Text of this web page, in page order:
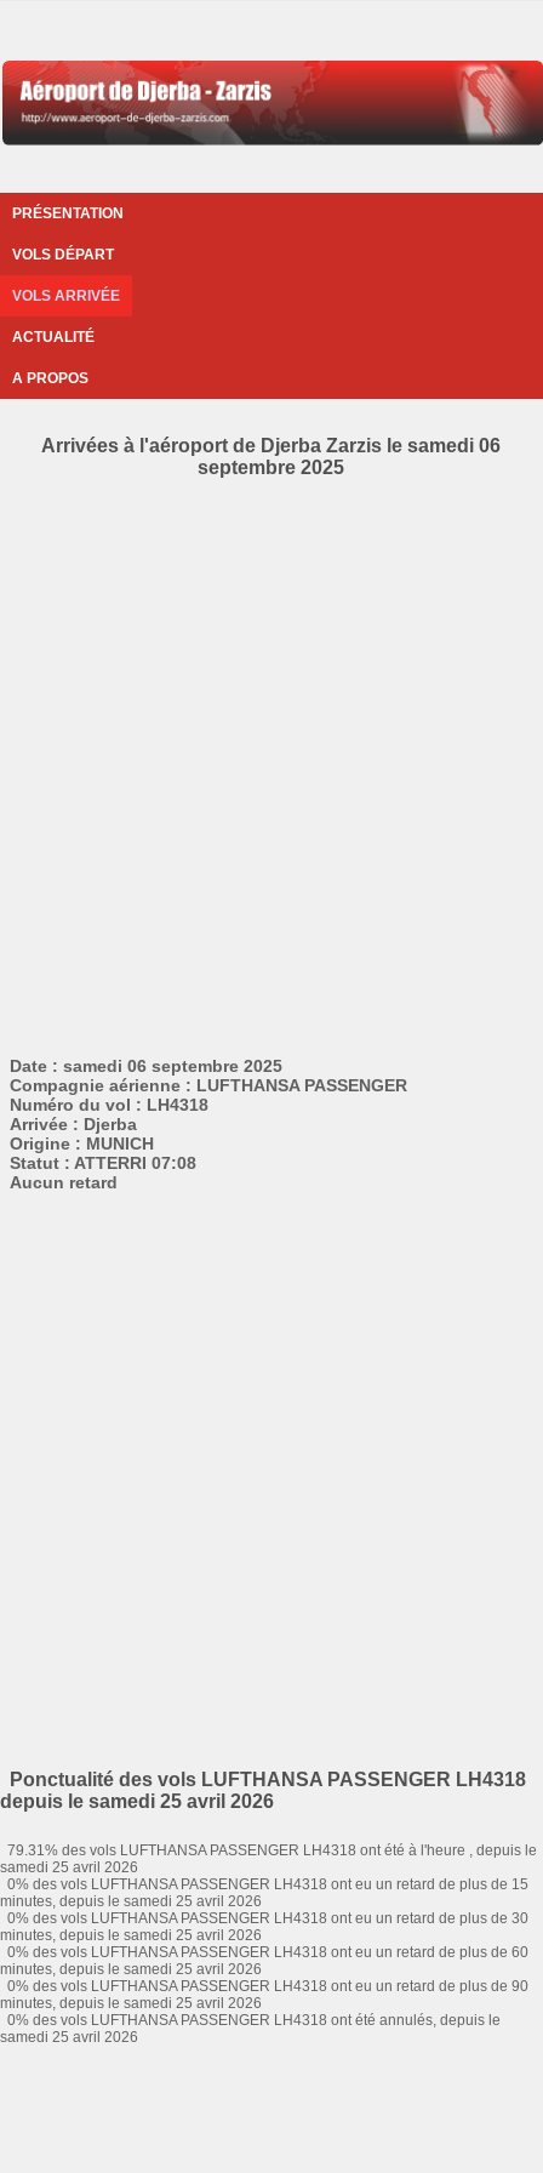
PRÉSENTATION
VOLS DÉPART
VOLS ARRIVÉE
ACTUALITÉ
A PROPOS
Arrivées à l'aéroport de Djerba Zarzis le samedi 06
septembre 2025
Date : samedi 06 septembre 2025
Compagnie aérienne : LUFTHANSA PASSENGER
Numéro du vol : LH4318
Arrivée : Djerba
Origine : MUNICH
Statut : ATTERRI 07:08
Aucun retard
Ponctualité des vols LUFTHANSA PASSENGER LH4318
depuis le samedi 25 avril 2026
79.31% des vols LUFTHANSA PASSENGER LH4318 ont été à l'heure , depuis le
samedi 25 avril 2026
0% des vols LUFTHANSA PASSENGER LH4318 ont eu un retard de plus de 15
minutes, depuis le samedi 25 avril 2026
0% des vols LUFTHANSA PASSENGER LH4318 ont eu un retard de plus de 30
minutes, depuis le samedi 25 avril 2026
0% des vols LUFTHANSA PASSENGER LH4318 ont eu un retard de plus de 60
minutes, depuis le samedi 25 avril 2026
0% des vols LUFTHANSA PASSENGER LH4318 ont eu un retard de plus de 90
minutes, depuis le samedi 25 avril 2026
0% des vols LUFTHANSA PASSENGER LH4318 ont été annulés, depuis le
samedi 25 avril 2026